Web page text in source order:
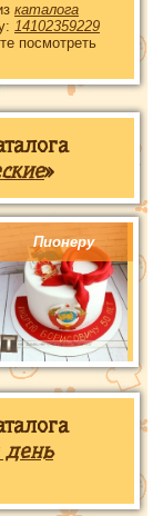
каталога
14102359229
посмотреть
»
Пионеру
день